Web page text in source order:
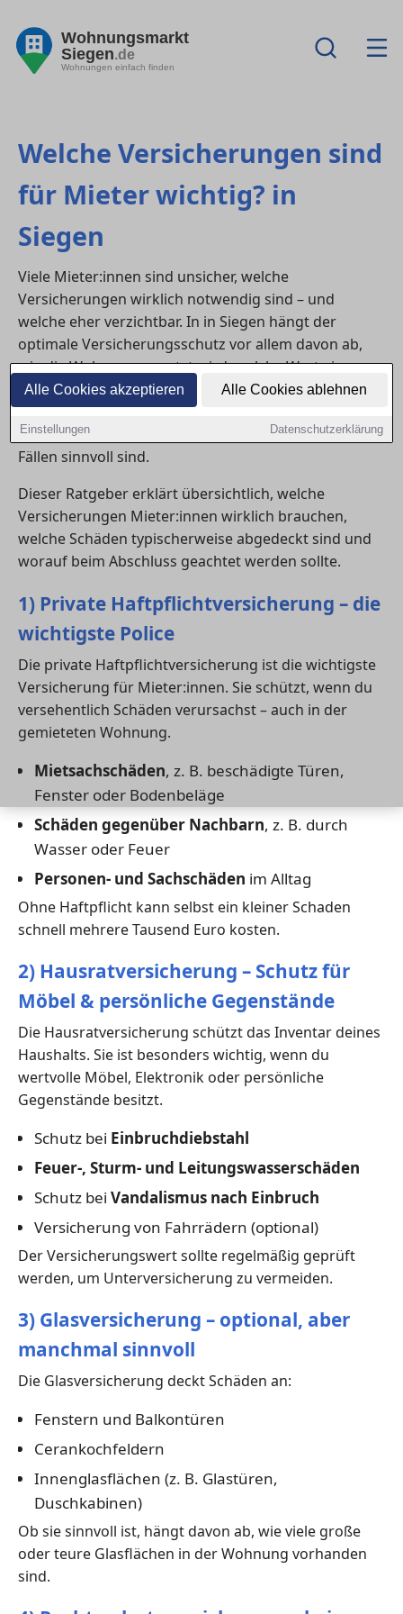
Alle Cookies akzeptieren Alle Cookies ablehnen
Einstellungen Datenschutzerklärung
Wohnungsmarkt
Siegen.de
Wohnungen einfach finden
Welche Versicherungen sind
für Mieter wichtig? in
Siegen
Viele Mieter:innen sind unsicher, welche
Versicherungen wirklich notwendig sind – und
welche eher verzichtbar. In in Siegen hängt der
optimale Versicherungsschutz vor allem davon ab,
wie die Wohnung genutzt wird, welche Werte im
Haushalt vorhanden sind und welche Risiken im
Alltag bestehen. Einige Policen gelten jedoch als
unverzichtbar, während andere nur in bestimmten
Fällen sinnvoll sind.
Dieser Ratgeber erklärt übersichtlich, welche
Versicherungen Mieter:innen wirklich brauchen,
welche Schäden typischerweise abgedeckt sind und
worauf beim Abschluss geachtet werden sollte.
1) Private Haftpflichtversicherung – die
wichtigste Police
Die private Haftpflichtversicherung ist die wichtigste
Versicherung für Mieter:innen. Sie schützt, wenn du
versehentlich Schäden verursachst – auch in der
gemieteten Wohnung.
Mietsachschäden, z. B. beschädigte Türen,
Fenster oder Bodenbeläge
Schäden gegenüber Nachbarn, z. B. durch
Wasser oder Feuer
Personen- und Sachschäden im Alltag
Ohne Haftpflicht kann selbst ein kleiner Schaden
schnell mehrere Tausend Euro kosten.
2) Hausratversicherung – Schutz für
Möbel & persönliche Gegenstände
Die Hausratversicherung schützt das Inventar deines
Haushalts. Sie ist besonders wichtig, wenn du
wertvolle Möbel, Elektronik oder persönliche
Gegenstände besitzt.
Schutz bei Einbruchdiebstahl
Feuer-, Sturm- und Leitungswasserschäden
Schutz bei Vandalismus nach Einbruch
Versicherung von Fahrrädern (optional)
Der Versicherungswert sollte regelmäßig geprüft
werden, um Unterversicherung zu vermeiden.
3) Glasversicherung – optional, aber
manchmal sinnvoll
Die Glasversicherung deckt Schäden an:
Fenstern und Balkontüren
Cerankochfeldern
Innenglasflächen (z. B. Glastüren,
Duschkabinen)
Ob sie sinnvoll ist, hängt davon ab, wie viele große
oder teure Glasflächen in der Wohnung vorhanden
sind.